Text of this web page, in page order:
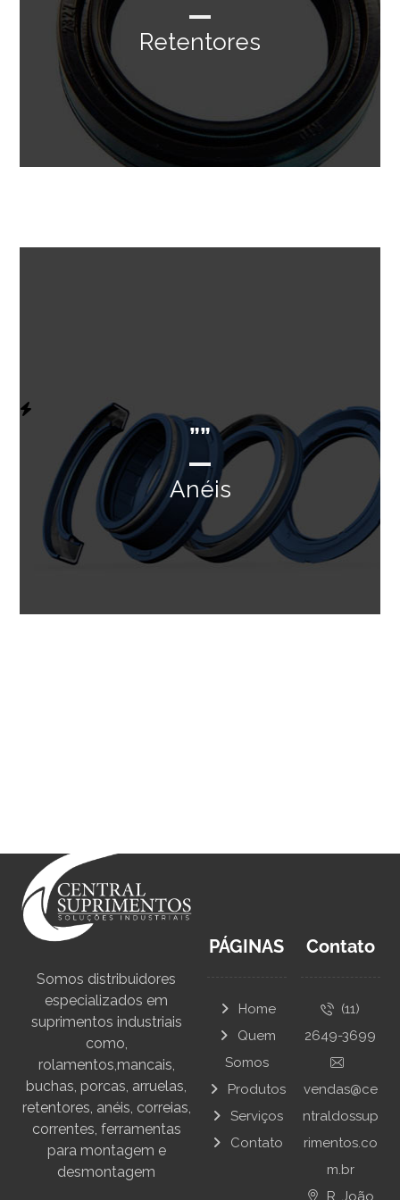
Retentores
””
Anéis
Somos distribuidores
especializados em
suprimentos industriais
como,
rolamentos,mancais,
buchas, porcas, arruelas,
retentores, anéis, correias,
correntes, ferramentas
para montagem e
desmontagem
PÁGINAS
Home
Quem
Somos
Produtos
Serviços
Contato
Contato
(11)
2649-3699
vendas@ce
ntraldossup
rimentos.co
m.br
R. João